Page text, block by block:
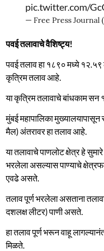
pic.twitter.com/
— Free Press Journal
पवई तलावाचे वैशिष्ट्य!
पवई तलाव हा १८९० मध्ये
कृत्रिम तलाव आहे.
या कृत्रिम तलावाचे बांधकाम सन
मुंबई महापालिका
मैल) अंतरावर हा तलाव आहे.
या तलावाचे पाणलोट क्षेत्र हे
भरलेला असल्यास पाण्याचे
एवढे असते.
तलाव पूर्ण भरलेला असताना
दशलक्ष लीटर) पाणी असते.
हा तलाव पूर्ण भरून वाहू
मिळते.